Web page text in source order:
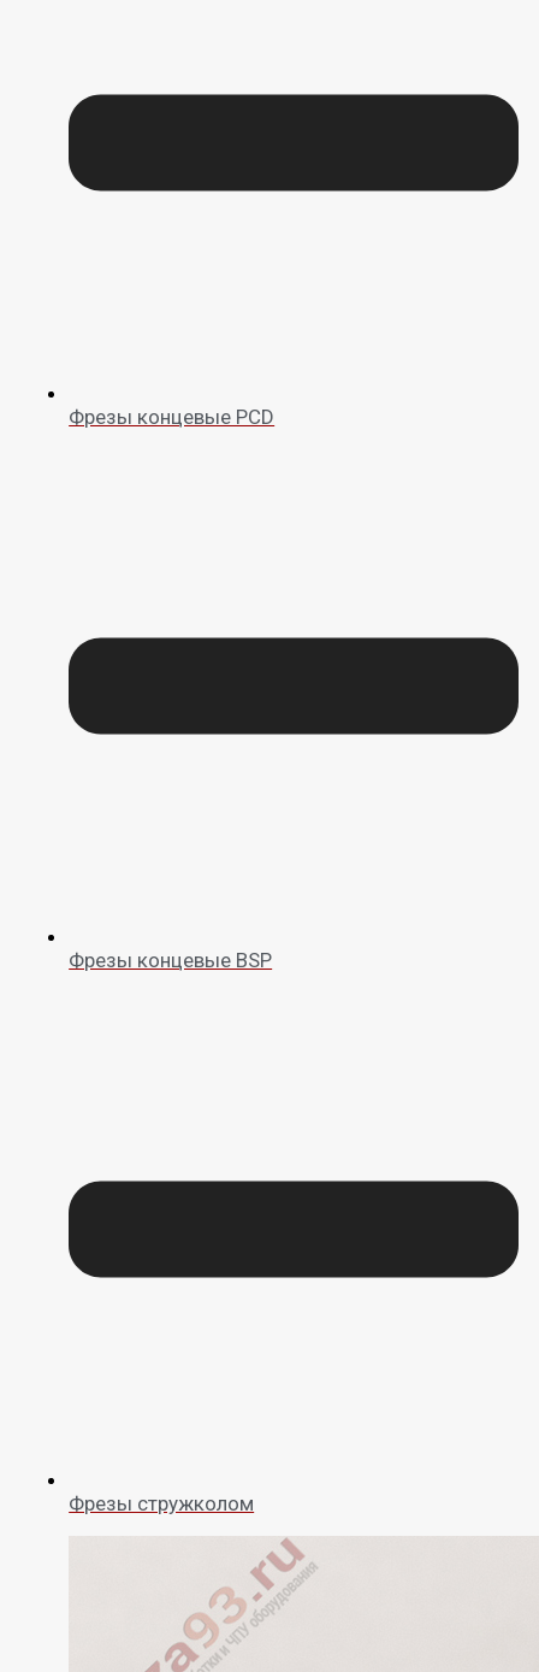
Фрезы концевые PCD
Фрезы концевые BSP
Фрезы стружколом